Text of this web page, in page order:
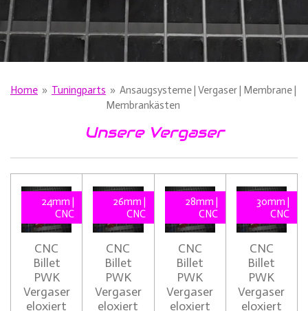
Home » Tuningparts » Ansaugsysteme | Vergaser | Membrane |
Membrankästen
Unsere Vergaser
24mm |
CNC
CNC
Billet
PWK
Vergaser
eloxiert
26mm |
CNC
CNC
Billet
PWK
Vergaser
eloxiert
28mm |
CNC
CNC
Billet
PWK
Vergaser
eloxiert
30mm |
CNC
CNC
Billet
PWK
Vergaser
eloxiert